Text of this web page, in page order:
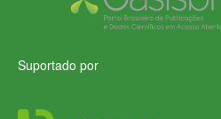
Suportado por